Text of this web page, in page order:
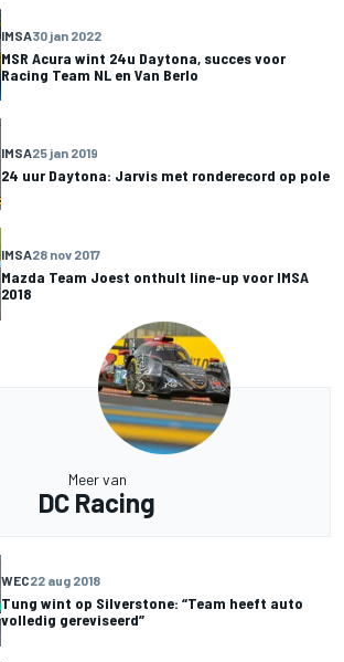
IMSA30 jan 2022
MSR Acura wint 24u Daytona, succes voor
Racing Team NL en Van Berlo
IMSA25 jan 2019
24 uur Daytona: Jarvis met ronderecord op pole
IMSA28 nov 2017
Mazda Team Joest onthult line-up voor IMSA
2018
Meer van
DC Racing
WEC22 aug 2018
Tung wint op Silverstone: “Team heeft auto
volledig gereviseerd”